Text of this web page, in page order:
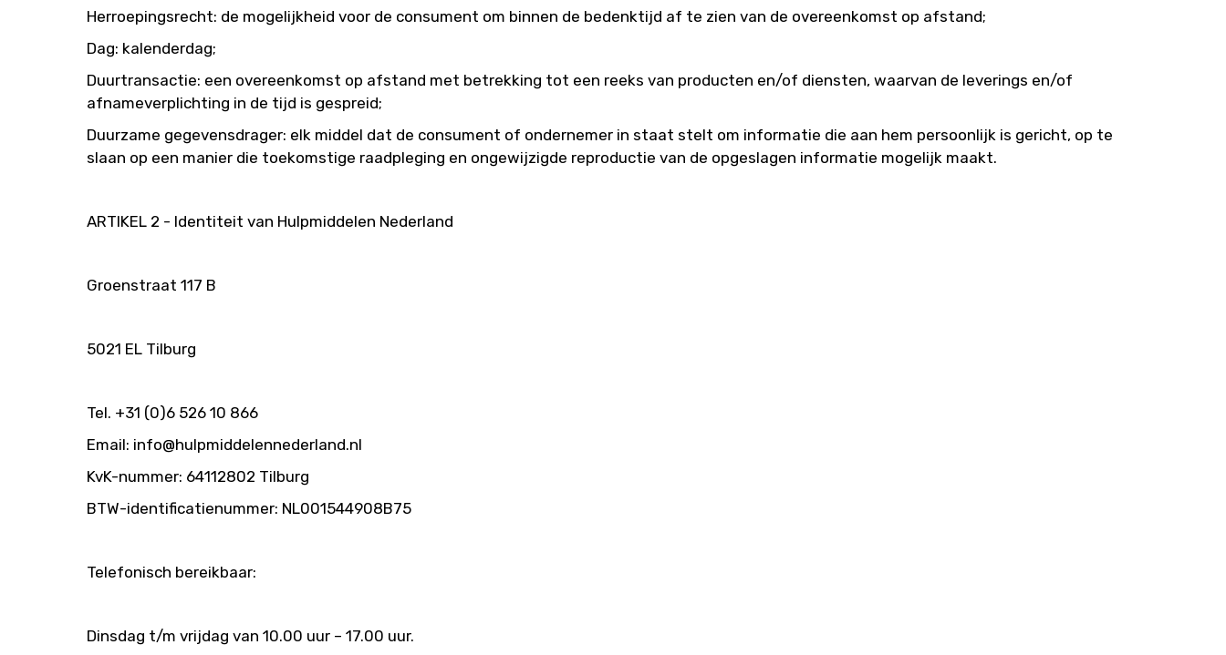
Herroepingsrecht: de mogelijkheid voor de consument om binnen de bedenktijd af te zien van de overeenkomst op afstand;
Dag: kalenderdag;
Duurtransactie: een overeenkomst op afstand met betrekking tot een reeks van producten en/of diensten, waarvan de leverings en/of
afnameverplichting in de tijd is gespreid;
Duurzame gegevensdrager: elk middel dat de consument of ondernemer in staat stelt om informatie die aan hem persoonlijk is gericht, op te
slaan op een manier die toekomstige raadpleging en ongewijzigde reproductie van de opgeslagen informatie mogelijk maakt.
ARTIKEL 2 - Identiteit van Hulpmiddelen Nederland
Groenstraat 117 B
5021 EL Tilburg
Tel. +31 (0)6 526 10 866
Email: info@hulpmiddelennederland.nl
KvK-nummer: 64112802 Tilburg
BTW-identificatienummer: NL001544908B75
Telefonisch bereikbaar:
Dinsdag t/m vrijdag van 10.00 uur – 17.00 uur.